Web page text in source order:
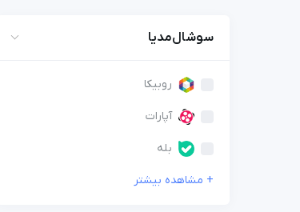
سوشال‌مدیا
روبیکا
آپارات
بله